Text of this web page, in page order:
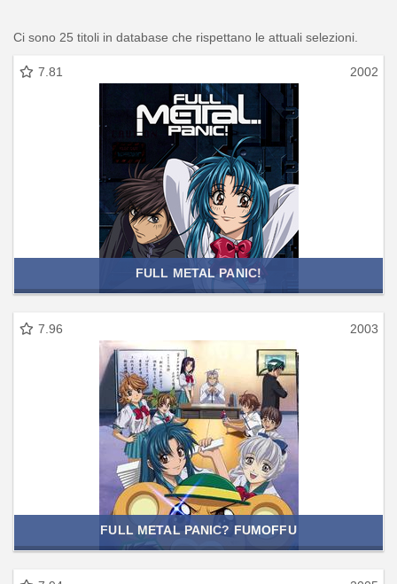
Ci sono 25 titoli in database che rispettano le attuali selezioni.
7.81 2002
FULL METAL PANIC!
7.96 2003
FULL METAL PANIC? FUMOFFU